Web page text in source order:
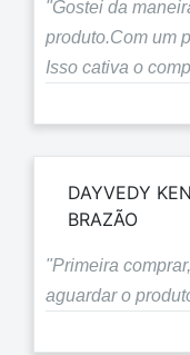
"Gostei da
produto.Com um
Isso cativa o
DAYVEDY
BRAZÃO
"Primeira
aguardar o